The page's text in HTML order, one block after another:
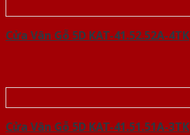
Cửa Vân Gỗ 5D KAT-41.52.52A-4TK
Cửa Vân Gỗ 5D KAT-41.51.51A-3TK